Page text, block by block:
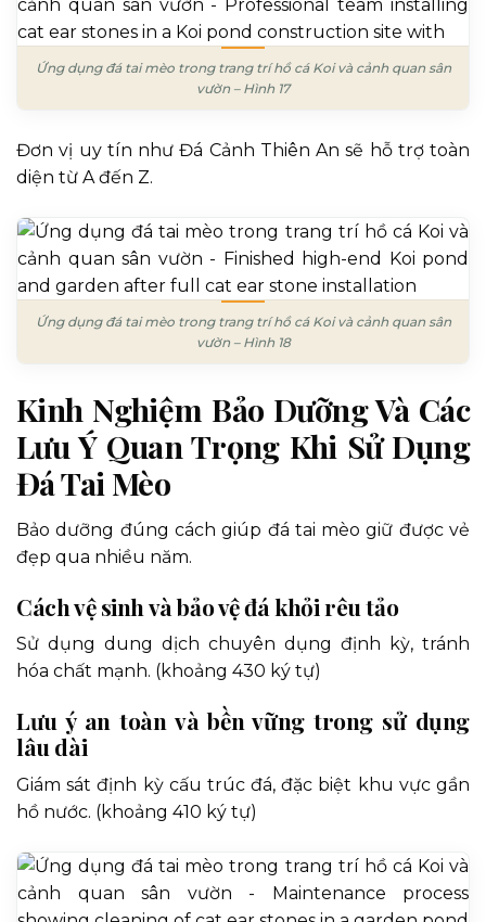
Ứng dụng đá tai mèo trong trang trí hồ cá Koi và cảnh quan sân
vườn – Hình 17
Đơn vị uy tín như Đá Cảnh Thiên An sẽ hỗ trợ toàn
diện từ A đến Z.
Ứng dụng đá tai mèo trong trang trí hồ cá Koi và cảnh quan sân
vườn – Hình 18
Kinh Nghiệm Bảo Dưỡng Và Các
Lưu Ý Quan Trọng Khi Sử Dụng
Đá Tai Mèo
Bảo dưỡng đúng cách giúp đá tai mèo giữ được vẻ
đẹp qua nhiều năm.
Cách vệ sinh và bảo vệ đá khỏi rêu tảo
Sử dụng dung dịch chuyên dụng định kỳ, tránh
hóa chất mạnh. (khoảng 430 ký tự)
Lưu ý an toàn và bền vững trong sử dụng
lâu dài
Giám sát định kỳ cấu trúc đá, đặc biệt khu vực gần
hồ nước. (khoảng 410 ký tự)